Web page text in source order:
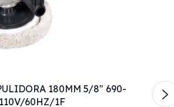
180MM 5/8" 690-
60HZ/1F